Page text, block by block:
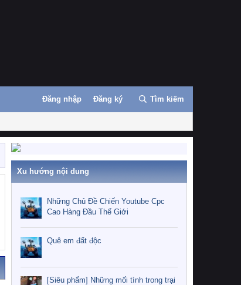
Đăng nhập Đăng ký Tìm kiếm
Xu hướng nội dung
Những Chủ Đề Chiến Youtube Cpc
Cao Hàng Đầu Thế Giới
Quê em đất độc
[Siêu phẩm] Những mối tình trong trại